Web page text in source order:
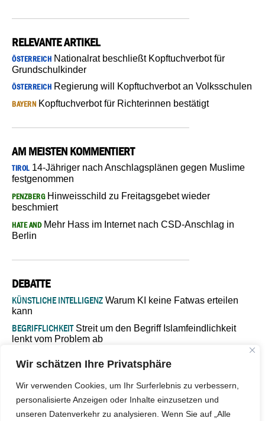
Wir schätzen Ihre Privatsphäre
Wir verwenden Cookies, um Ihr Surferlebnis zu verbessern,
personalisierte Anzeigen oder Inhalte einzusetzen und
unseren Datenverkehr zu analysieren. Wenn Sie auf „Alle
RELEVANTE ARTIKEL
ÖSTERREICH Nationalrat beschließt Kopftuchverbot für
Grundschulkinder
ÖSTERREICH Regierung will Kopftuchverbot an Volksschulen
BAYERN Kopftuchverbot für Richterinnen bestätigt
AM MEISTEN KOMMENTIERT
TIROL14-Jähriger nach Anschlagsplänen gegen Muslime
festgenommen
PENZBERGHinweisschild zu Freitagsgebet wieder
beschmiert
HATE ANDMehr Hass im Internet nach CSD-Anschlag in
Berlin
DEBATTE
KÜNSTLICHE INTELLIGENZ Warum KI keine Fatwas erteilen
kann
BEGRIFFLICHKEITStreit um den Begriff Islamfeindlichkeit
lenkt vom Problem ab
Verantwortung bleibt“
ISLAMISCHE FAKULTÄT IN MÜNSTEREine kritische Schwelle für
die deutsche Religionspolitik
GASTBEITRAGWarum die muslimische Welt eine neue